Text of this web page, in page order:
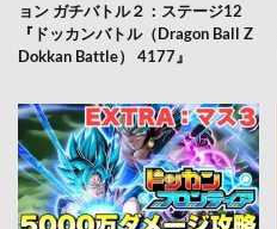
ョン ガチバトル２：ステージ12
『ドッカンバトル（Dragon Ball Z
Dokkan Battle） 4177』